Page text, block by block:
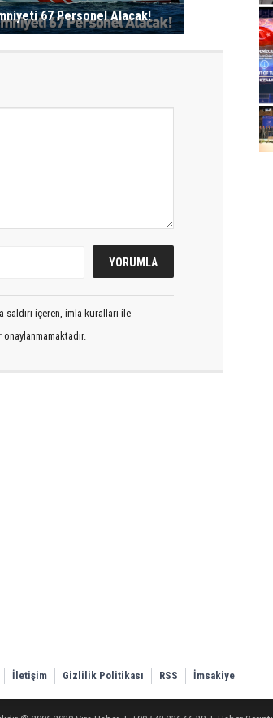
67 Personel Alacak!
içeren, imla kuralları ile
İletişim Gizlilik Politikası RSS İmsakiye